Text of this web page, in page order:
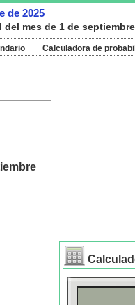
de 2025
mes de 1 de
Calculadora de